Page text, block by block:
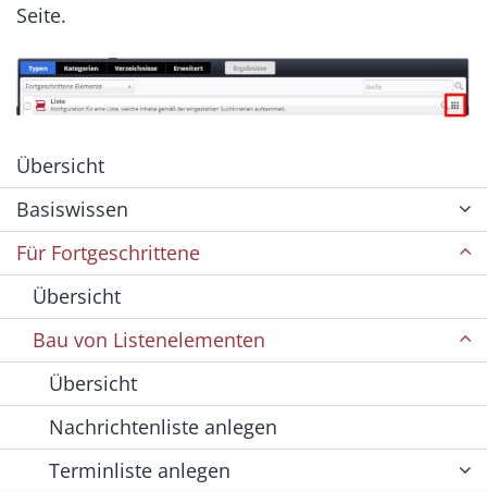
Seite.
Übersicht
Basiswissen
Für Fortgeschrittene
Übersicht
Bau von Listenelementen
Übersicht
Nachrichtenliste anlegen
Terminliste anlegen